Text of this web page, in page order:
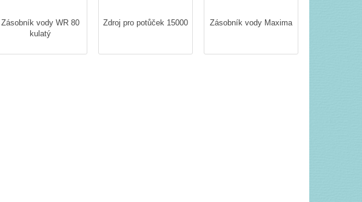
Zásobník vody WR 80
kulatý
Zdroj pro potůček 15000 Zásobník vody Maxima